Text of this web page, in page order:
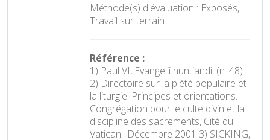
Méthode(s) d'évaluation : Exposés,
Travail sur terrain
Référence :
1) Paul VI, Evangelii nuntiandi. (n. 48)
2) Directoire sur la piété populaire et
la liturgie. Principes et orientations.
Congrégation pour le culte divin et la
discipline des sacrements, Cité du
Vatican Décembre 2001 3) SICKING,